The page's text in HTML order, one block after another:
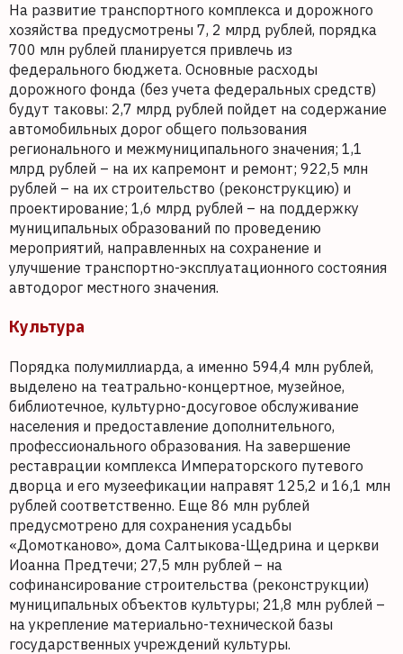
На развитие транспортного комплекса и дорожного
хозяйства предусмотрены 7, 2 млрд рублей, порядка
700 млн рублей планируется привлечь из
федерального бюджета. Основные расходы
дорожного фонда (без учета федеральных средств)
будут таковы: 2,7 млрд рублей пойдет на содержание
автомобильных дорог общего пользования
регионального и межмуниципального значения; 1,1
млрд рублей – на их капремонт и ремонт; 922,5 млн
рублей – на их строительство (реконструкцию) и
проектирование; 1,6 млрд рублей – на поддержку
муниципальных образований по проведению
мероприятий, направленных на сохранение и
улучшение транспортно-эксплуатационного состояния
автодорог местного значения.
Культура
Порядка полумиллиарда, а именно 594,4 млн рублей,
выделено на театрально-концертное, музейное,
библиотечное, культурно-досуговое обслуживание
населения и предоставление дополнительного,
профессионального образования. На завершение
реставрации комплекса Императорского путевого
дворца и его музеефикации направят 125,2 и 16,1 млн
рублей соответственно. Еще 86 млн рублей
предусмотрено для сохранения усадьбы
«Домотканово», дома Салтыкова-Щедрина и церкви
Иоанна Предтечи; 27,5 млн рублей – на
софинансирование строительства (реконструкции)
муниципальных объектов культуры; 21,8 млн рублей –
на укрепление материально-технической базы
государственных учреждений культуры.